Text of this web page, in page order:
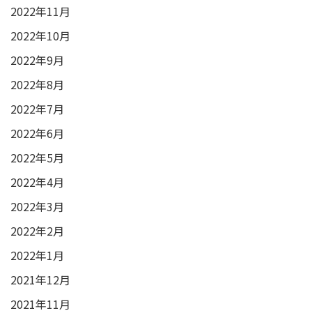
2022年11月
2022年10月
2022年9月
2022年8月
2022年7月
2022年6月
2022年5月
2022年4月
2022年3月
2022年2月
2022年1月
2021年12月
2021年11月